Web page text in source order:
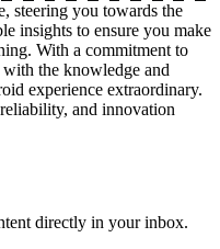
steering you towards the
insights to ensure you make
With a commitment to
the knowledge and
experience extraordinary.
and innovation
directly in your inbox.